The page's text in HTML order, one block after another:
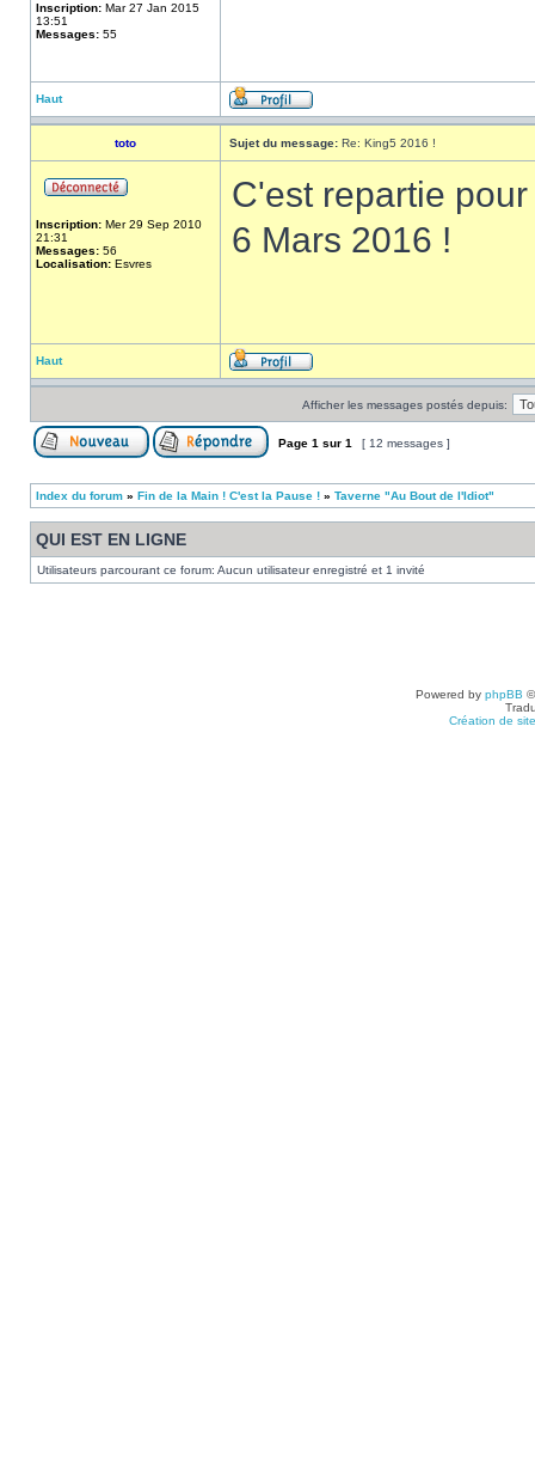
Inscription: Mar 27 Jan 2015
13:51
Messages: 55
Haut
toto Sujet du message: Re: King5 2016 !
Inscription: Mer 29 Sep 2010
21:31
Messages: 56
Localisation: Esvres
C'est repartie
6 Mars 2016 !
Haut
Afficher les messages postés depuis:
Page 1 sur 1 [ 12 messages ]
Index du forum » Fin de la Main ! C'est la Pause ! » Taverne "Au Bout de l'Idiot"
QUI EST EN LIGNE
Utilisateurs parcourant ce forum: Aucun utilisateur enregistré et 1 invité
Powered by phpBB
Création de